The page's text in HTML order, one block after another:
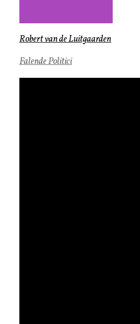
Robert van de Luitgaarden
Falende Politici